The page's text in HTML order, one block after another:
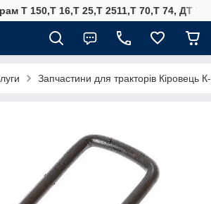
Т 150,Т 16,Т 25,Т 2511,Т 70,Т 74, ДТ
Запчастини для тракторів Кіровець